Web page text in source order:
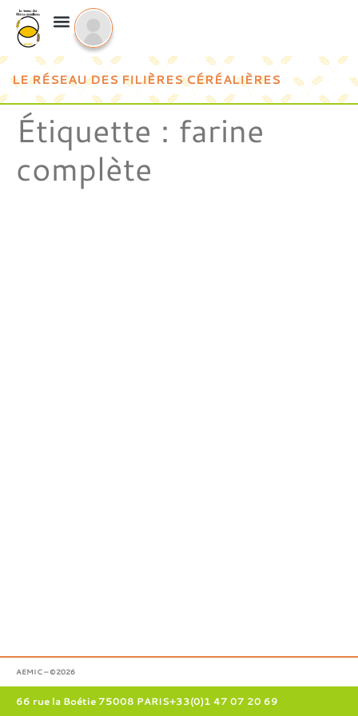
LE RÉSEAU DES FILIÈRES CÉRÉALIÈRES
Étiquette : farine
complète
AEMIC – ©2026
66 rue la Boétie 75008 PARIS+33(0)1 47 07 20 69